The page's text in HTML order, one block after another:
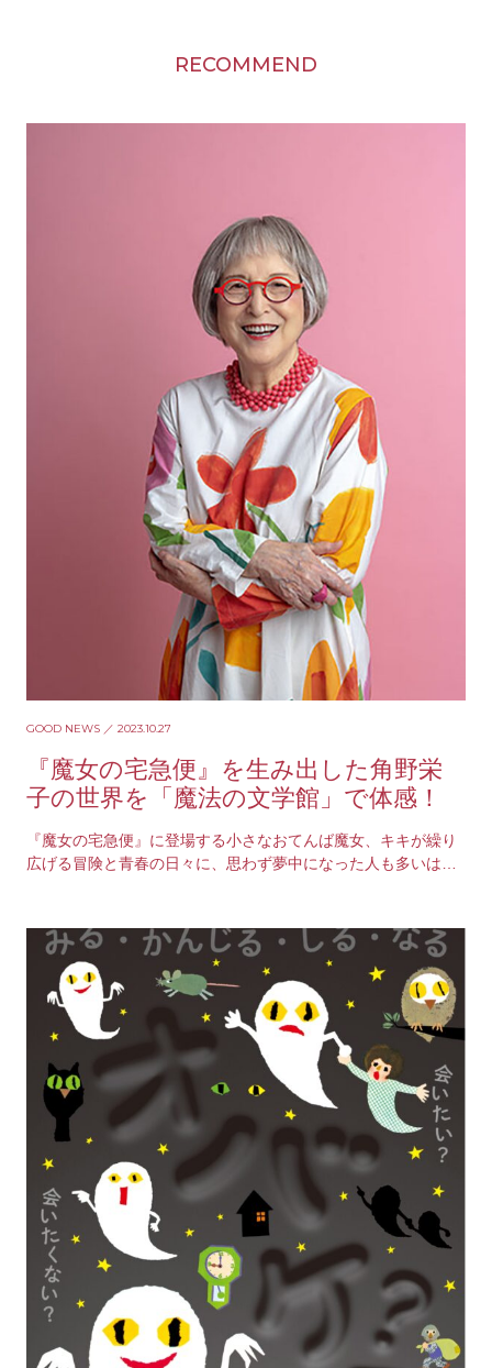
RECOMMEND
GOOD NEWS ／ 2023.10.27
『魔女の宅急便』を生み出した角野栄
子の世界を「魔法の文学館」で体感！
『魔女の宅急便』に登場する小さなおてんば魔女、キキが繰り
広げる冒険と青春の日々に、思わず夢中になった人も多いは